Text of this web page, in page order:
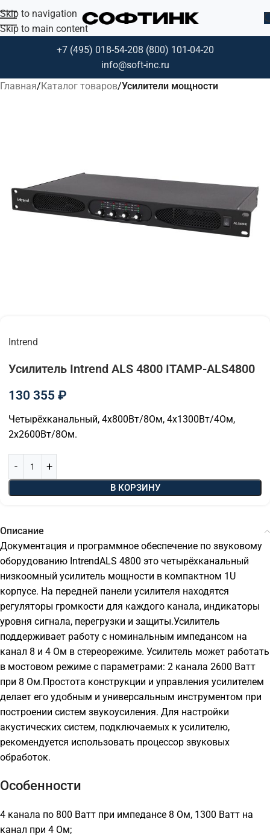
Skip to navigation
Skip to main content
+7 (495) 018-54-208 (800) 101-04-20
info@soft-inc.ru
Главная Каталог товаров Усилители мощности
Intrend
Усилитель Intrend ALS 4800 ITAMP-ALS4800
130 355 ₽
Четырёхканальный, 4х800Вт/8Ом, 4х1300Вт/4Ом,
2х2600Вт/8Ом.
В КОРЗИНУ
Описание
Документация и программное обеспечение по звуковому
оборудованию IntrendALS 4800 это четырёхканальный
низкоомный усилитель мощности в компактном 1U
корпусе. На передней панели усилителя находятся
регуляторы громкости для каждого канала, индикаторы
уровня сигнала, перегрузки и защиты.Усилитель
поддерживает работу с номинальным импедансом на
канал 8 и 4 Ом в стереорежиме. Усилитель может работать
в мостовом режиме с параметрами: 2 канала 2600 Ватт
при 8 Ом.Простота конструкции и управления усилителем
делает его удобным и универсальным инструментом при
построении систем звукоусиления. Для настройки
акустических систем, подключаемых к усилителю,
рекомендуется использовать процессор звуковых
обработок.
Особенности
4 канала по 800 Ватт при импедансе 8 Ом, 1300 Ватт на
канал при 4 Ом;